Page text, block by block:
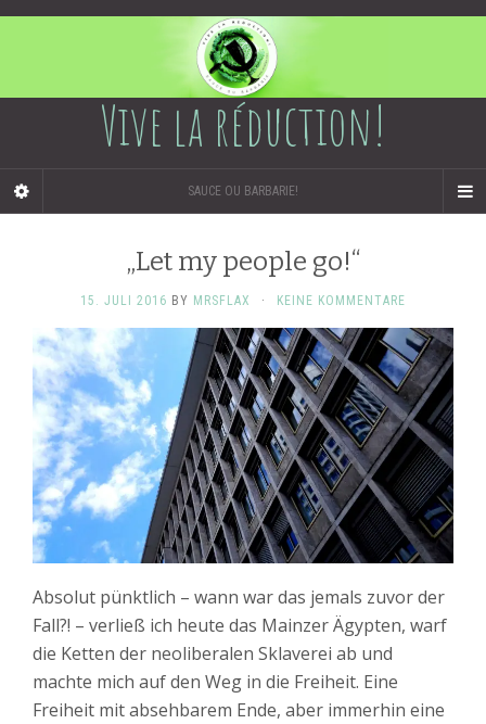
Vive la réduction!
SAUCE OU BARBARIE!
„Let my people go!“
15. JULI 2016 BY MRSFLAX · KEINE KOMMENTARE
Absolut pünktlich – wann war das jemals zuvor der
Fall?! – verließ ich heute das Mainzer Ägypten, warf
die Ketten der neoliberalen Sklaverei ab und
machte mich auf den Weg in die Freiheit. Eine
Freiheit mit absehbarem Ende, aber immerhin eine